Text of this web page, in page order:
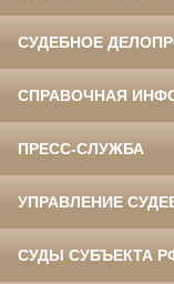
СУДЕБНОЕ
СПРАВОЧНАЯ
ПРЕСС-СЛУЖБА
УПРАВЛЕНИЕ
СУДЫ СУБЪЕКТА